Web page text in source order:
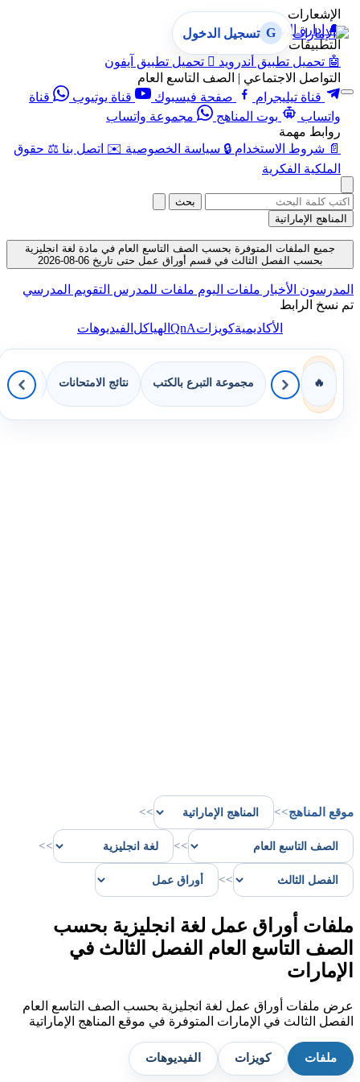
الإشعارات
🔔 إدارة الإشعارات
التطبيقات
🤖 تحميل تطبيق أندرويد  تحميل تطبيق آيفون
التواصل الاجتماعي | الصف التاسع العام
قناة تيليجرام
صفحة فيسبوك قناة يوتيوب
قناة
واتساب
بوت المناهج
مجموعة واتساب
روابط مهمة
📄 شروط الاستخدام 🔒 سياسة الخصوصية ✉️ اتصل بنا ⚖️ حقوق
الملكية الفكرية
G تسجيل الدخول
بحث
المناهج الإماراتية
جميع الملفات المتوفرة بحسب الصف التاسع العام في مادة لغة انجليزية
بحسب الفصل الثالث في قسم أوراق عمل حتى تاريخ 06-08-2026
المدرسون الأخبار ملفات اليوم ملفات للمدرس التقويم المدرسي
تم نسخ الرابط
الأكاديميةكويزاتQnAالهياكلالفيديوهات
🔥 مجموعة التبرع بالكتب نتائج الامتحانات
موقع المناهج>>
>>
>>
>>
>>
ملفات أوراق عمل لغة انجليزية بحسب
الصف التاسع العام الفصل الثالث في
الإمارات
عرض ملفات أوراق عمل لغة انجليزية بحسب الصف التاسع العام
الفصل الثالث في الإمارات المتوفرة في موقع المناهج الإماراتية
ملفات كويزات الفيديوهات